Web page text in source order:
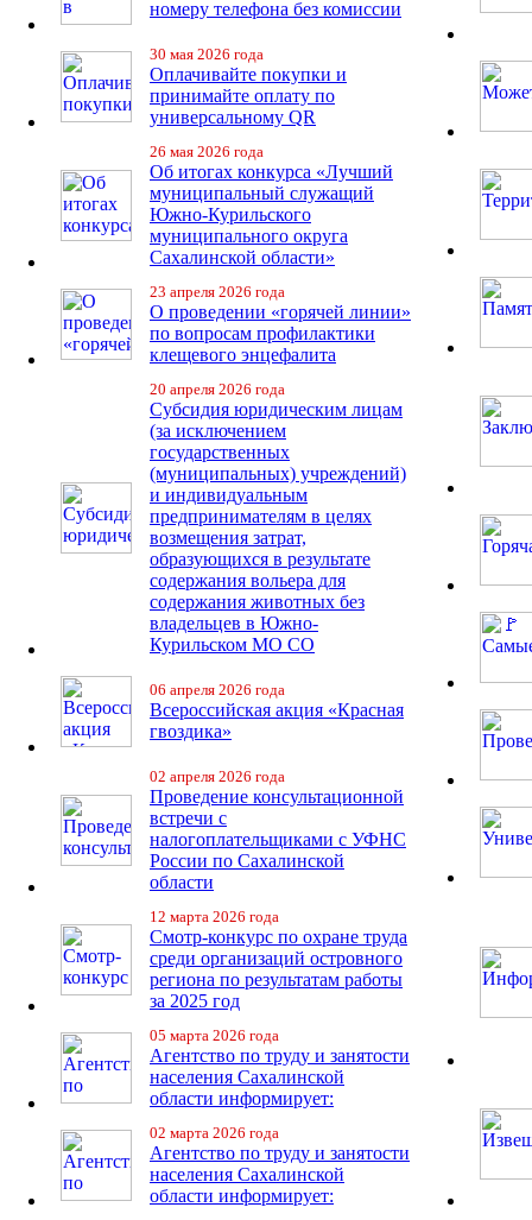
номеру телефона без комиссии
30 мая 2026 года
Оплачивайте покупки и
принимайте оплату по
универсальному QR
26 мая 2026 года
Об итогах конкурса «Лучший
муниципальный служащий
Южно-Курильского
муниципального округа
Сахалинской области»
23 апреля 2026 года
О проведении «горячей линии»
по вопросам профилактики
клещевого энцефалита
20 апреля 2026 года
Субсидия юридическим лицам
(за исключением
государственных
(муниципальных) учреждений)
и индивидуальным
предпринимателям в целях
возмещения затрат,
образующихся в результате
содержания вольера для
содержания животных без
владельцев в Южно-
Курильском МО СО
06 апреля 2026 года
Всероссийская акция «Красная
гвоздика»
02 апреля 2026 года
Проведение консультационной
встречи с
налогоплательщиками с УФНС
России по Сахалинской
области
12 марта 2026 года
Смотр-конкурс по охране труда
среди организаций островного
региона по результатам работы
за 2025 год
05 марта 2026 года
Агентство по труду и занятости
населения Сахалинской
области информирует:
02 марта 2026 года
Агентство по труду и занятости
населения Сахалинской
области информирует: